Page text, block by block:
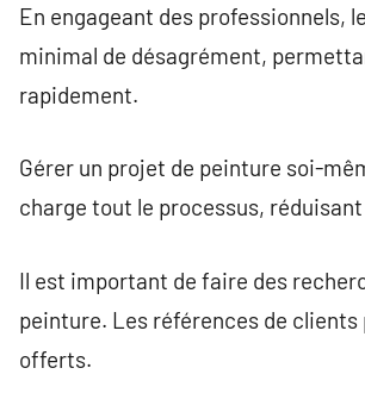
En engageant des professionnels,
minimal de désagrément,
rapidement.
Gérer un projet de peinture soi-
charge tout le processus,
Il est important de faire des
peinture. Les références de
offerts.